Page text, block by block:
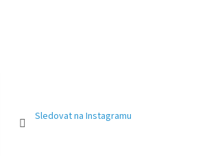
Sledovat na Instagramu